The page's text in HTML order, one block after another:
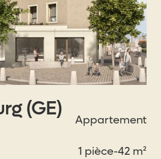
(GE)
Appartement
1 pièce-42 m²